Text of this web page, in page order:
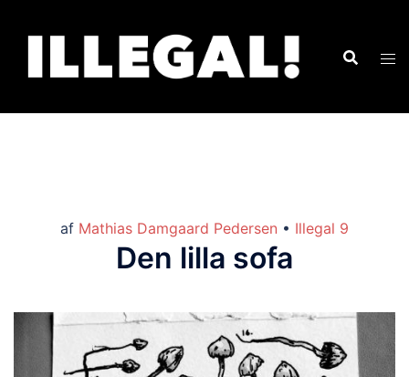
af Mathias Damgaard Pedersen • Illegal 9
Den lilla sofa